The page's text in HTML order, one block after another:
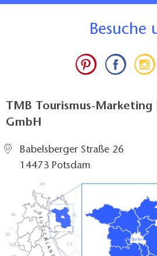
Besuche
TMB Tourismus-Marketing
GmbH
Babelsberger Straße 26
14473 Potsdam